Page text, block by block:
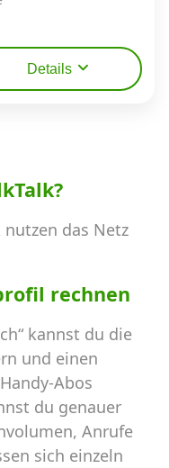
Details
nutzen das Netz
rechnen
kannst du die
und einen
Abos
du genauer
Anrufe
sich einzeln